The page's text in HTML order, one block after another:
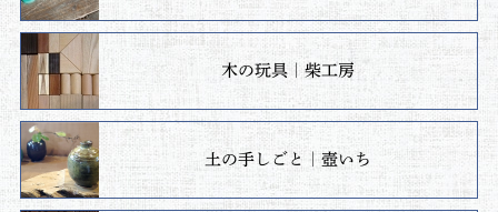
木の玩具｜柴工房
土の手しごと｜壺いち